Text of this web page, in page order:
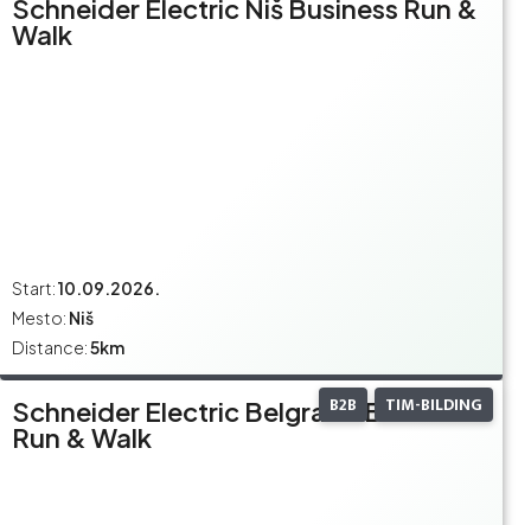
Schneider Electric Niš Business Run &
Walk
Start:10.09.2026.
Mesto: Niš
Distance:5km
B2B TIM-BILDING
Schneider Electric Belgrade Business
Run & Walk